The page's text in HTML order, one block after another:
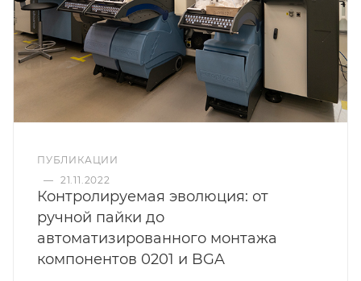
ПУБЛИКАЦИИ
— 21.11.2022
Контролируемая эволюция: от
ручной пайки до
автоматизированного монтажа
компонентов 0201 и BGA